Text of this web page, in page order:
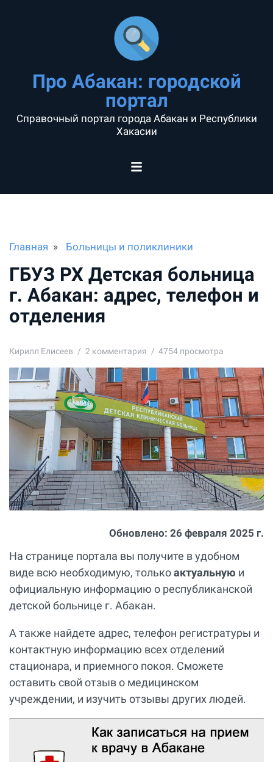
Про Абакан: городской
портал
Справочный портал города Абакан и Республики
Хакасии
Главная Больницы и поликлиники
ГБУЗ РХ Детская больница
г. Абакан: адрес, телефон и
отделения
Кирилл Елисеев 2 комментария 4754 просмотра
Обновлено: 26 февраля 2025 г.
На странице портала вы получите в удобном
виде всю необходимую, толькоактуальную и
официальную информацию о республиканской
детской больнице г. Абакан.
А также найдете адрес, телефон регистратуры и
контактную информацию всех отделений
стационара, и приемного покоя. Сможете
оставить свой отзыв о медицинском
учреждении, и изучить отзывы других людей.